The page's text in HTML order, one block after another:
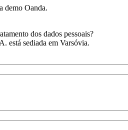
demo Oanda.
dos dados pessoais?
está sediada em Varsóvia.